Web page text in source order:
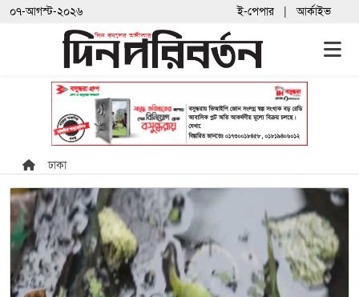
০৭-আগস্ট-২০২৬ ই-পেপার আর্কাইভ
ঢাকা